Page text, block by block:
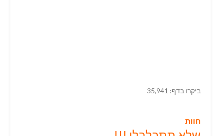
ביקרו בדף: 35,941
חוות